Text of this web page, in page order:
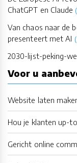
ChatGPT en Claude
Van chaos naar de
presenteert met AI
2030-lijst-peking-
Voor u
Website laten
Hou je klanten up-
Gericht online